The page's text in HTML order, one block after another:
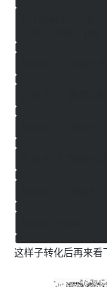
这样子转化后再来看